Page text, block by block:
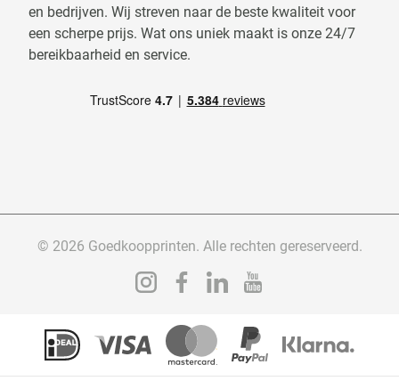
en bedrijven. Wij streven naar de beste kwaliteit voor
een scherpe prijs. Wat ons uniek maakt is onze 24/7
bereikbaarheid en service.
© 2026 Goedkoopprinten. Alle rechten gereserveerd.